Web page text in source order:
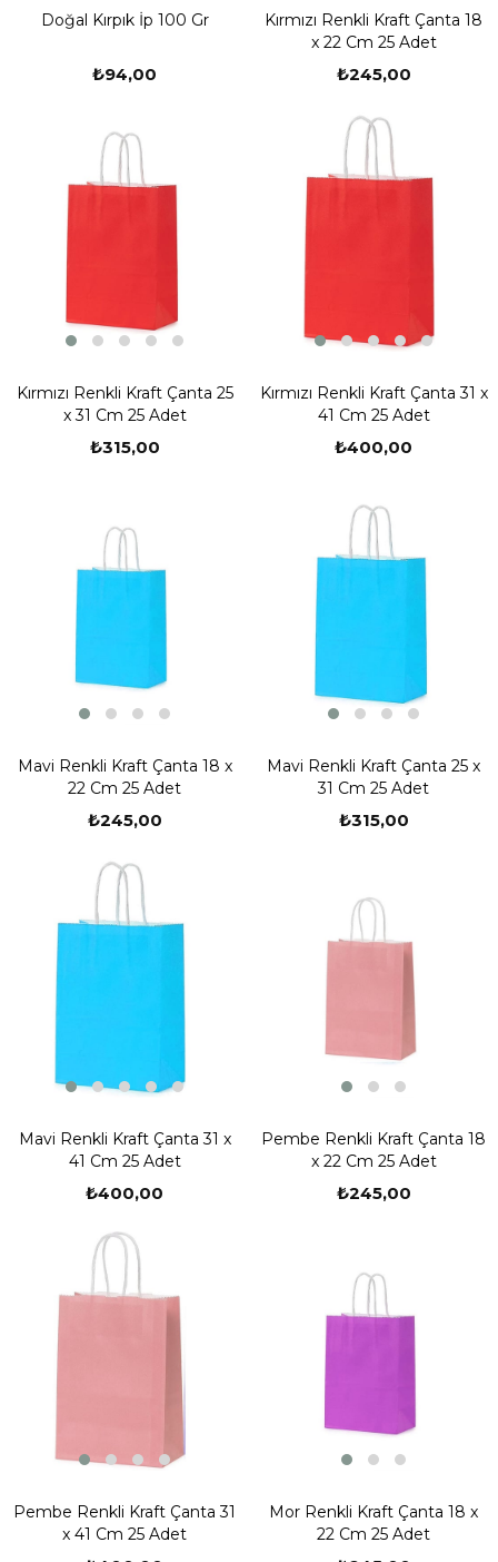
Doğal Kırpık İp 100 Gr
₺94,00
Kırmızı Renkli Kraft Çanta 18
x 22 Cm 25 Adet
₺245,00
Kırmızı Renkli Kraft Çanta 25
x 31 Cm 25 Adet
₺315,00
Kırmızı Renkli Kraft Çanta 31 x
41 Cm 25 Adet
₺400,00
Mavi Renkli Kraft Çanta 18 x
22 Cm 25 Adet
₺245,00
Mavi Renkli Kraft Çanta 25 x
31 Cm 25 Adet
₺315,00
Mavi Renkli Kraft Çanta 31 x
41 Cm 25 Adet
₺400,00
Pembe Renkli Kraft Çanta 18
x 22 Cm 25 Adet
₺245,00
Pembe Renkli Kraft Çanta 31
x 41 Cm 25 Adet
Mor Renkli Kraft Çanta 18 x
22 Cm 25 Adet